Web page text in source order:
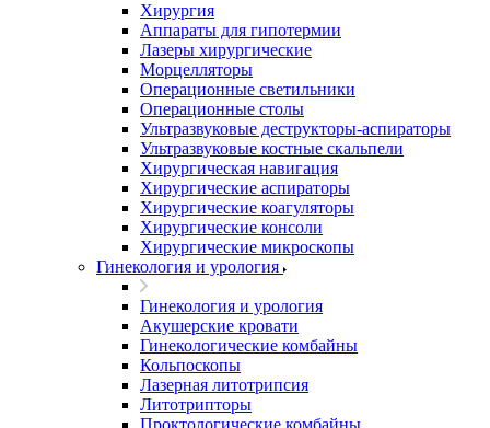
Хирургия
Аппараты для гипотермии
Лазеры хирургические
Морцелляторы
Операционные светильники
Операционные столы
Ультразвуковые деструкторы-аспираторы
Ультразвуковые костные скальпели
Хирургическая навигация
Хирургические аспираторы
Хирургические коагуляторы
Хирургические консоли
Хирургические микроскопы
Гинекология и урология
Гинекология и урология
Акушерские кровати
Гинекологические комбайны
Кольпоскопы
Лазерная литотрипсия
Литотрипторы